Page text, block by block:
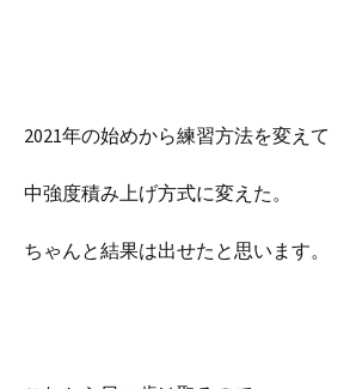
2021年の始めから練習方法を変えて
中強度積み上げ方式に変えた。
ちゃんと結果は出せたと思います。